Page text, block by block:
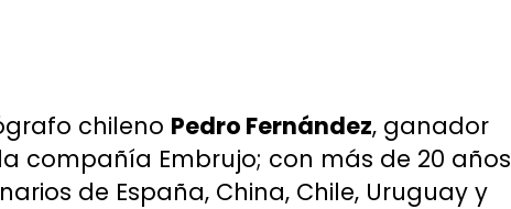
chileno Pedro Fernández, ganador
compañía Embrujo; con más de 20 años
de España, China, Chile, Uruguay y